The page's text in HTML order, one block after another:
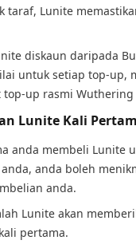
taraf, Lunite
diskaun daripada
untuk setiap top-up,
up rasmi Wuthering
Lunite Kali
anda membeli Lunite
anda boleh
anda.
Lunite akan
pertama.